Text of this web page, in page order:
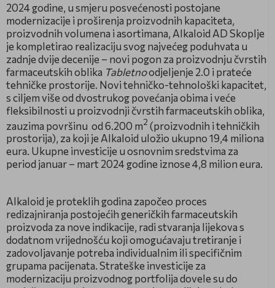
2024 godine, u smjeru posvećenosti postojane
modernizacije i proširenja proizvodnih kapaciteta,
proizvodnih volumena i asortimana, Alkaloid AD Skoplje
je kompletirao realizaciju svog najvećeg poduhvata u
zadnje dvije decenije – novi pogon za proizvodnju čvrstih
farmaceutskih oblika Tabletnoodjeljenje 2.0 i prateće
tehničke prostorije. Novi tehničko-tehnološki kapacitet,
s ciljem više od dvostrukog povećanja obima i veće
fleksibilnosti u proizvodnji čvrstih farmaceutskih oblika,
zauzima površinu od 6.200 m2 (proizvodnih i tehničkih
prostorija), za koji je Alkaloid uložio ukupno 19,4 miliona
eura. Ukupne investicije u osnovnim sredstvima za
period januar – mart 2024 godine iznose 4,8 milion eura.
Аlkaloid je proteklih godina započeo proces
redizajniranja postojećih generičkih farmaceutskih
proizvoda za nove indikacije, radi stvaranja lijekova s
dodatnom vrijednošću koji omogućavaju tretiranje i
zadovoljavanje potreba individualnim ili specifičnim
grupama pacijenata. Strateške investicije za
modernizaciju proizvodnog portfolija dovele su do